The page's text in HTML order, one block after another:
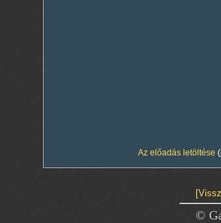
Az előadás letöltése
©